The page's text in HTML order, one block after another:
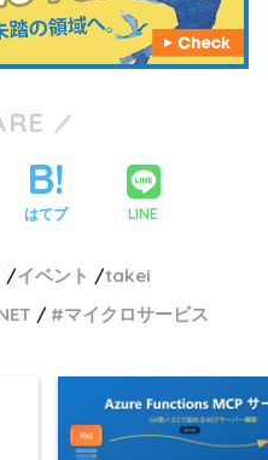
はてブ LINE
イベント
takei
マイクロサービス